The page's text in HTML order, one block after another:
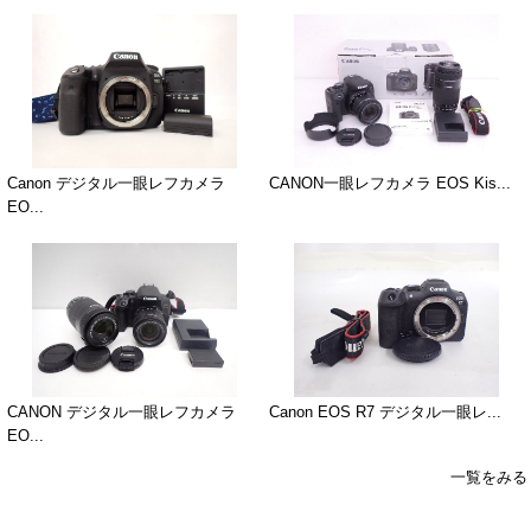
Canon デジタル一眼レフカメラ
EO...
CANON一眼レフカメラ EOS Kis...
CANON デジタル一眼レフカメラ
EO...
Canon EOS R7 デジタル一眼レ...
一覧をみる